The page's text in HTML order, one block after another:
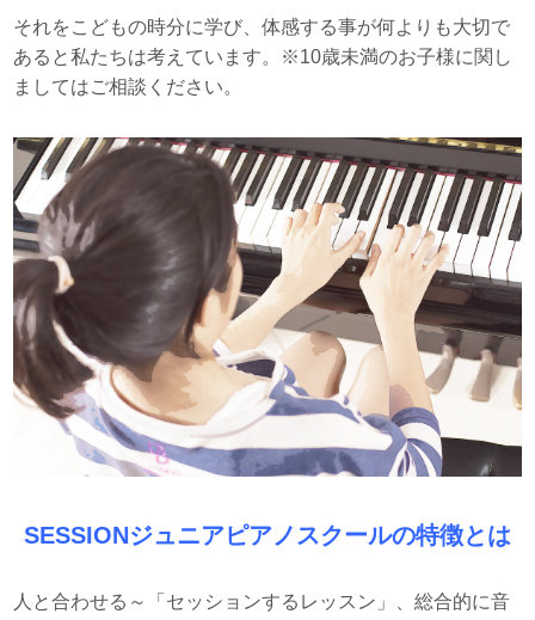
それをこどもの時分に学び、体感する事が何よりも大切で
あると私たちは考えています。※10歳未満のお子様に関し
ましてはご相談ください。
SESSIONジュニアピアノスクールの特徴とは
人と合わせる～「セッションするレッスン」、総合的に音